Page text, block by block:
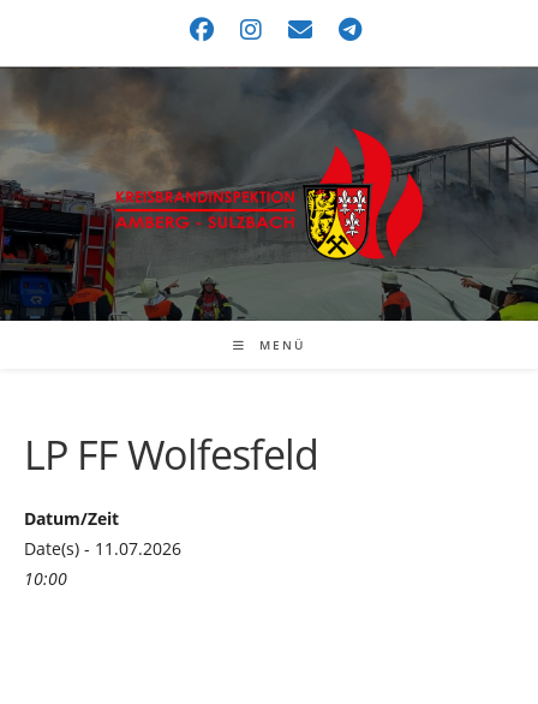
MENÜ
LP FF Wolfesfeld
Datum/Zeit
Date(s) - 11.07.2026
10:00